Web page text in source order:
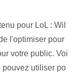
pour LoL : Wil
l'optimiser pour
votre public. Voi
utiliser po